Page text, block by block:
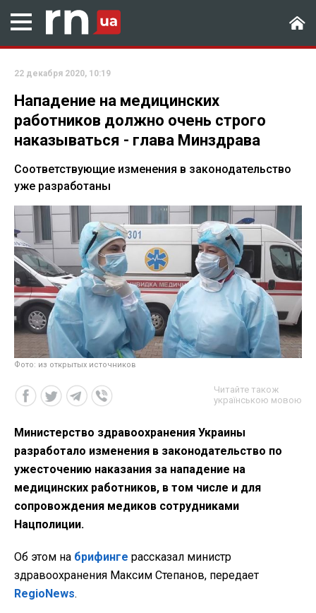
22 декабря 2020, 10:19
Нападение на медицинских
работников должно очень строго
наказываться - глава Минздрава
Соответствующие изменения в законодательство
уже разработаны
Фото: из открытых источников
Читайте також
українською мовою
Министерство здравоохранения Украины
разработало изменения в законодательство по
ужесточению наказания за нападение на
медицинских работников, в том числе и для
сопровождения медиков сотрудниками
Нацполиции.
Об этом на брифинге рассказал министр
здравоохранения Максим Степанов, передает
RegioNews.